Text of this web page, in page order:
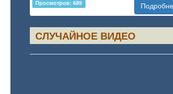
Просмотров: 689
СЛУЧАЙНОЕ ВИДЕО